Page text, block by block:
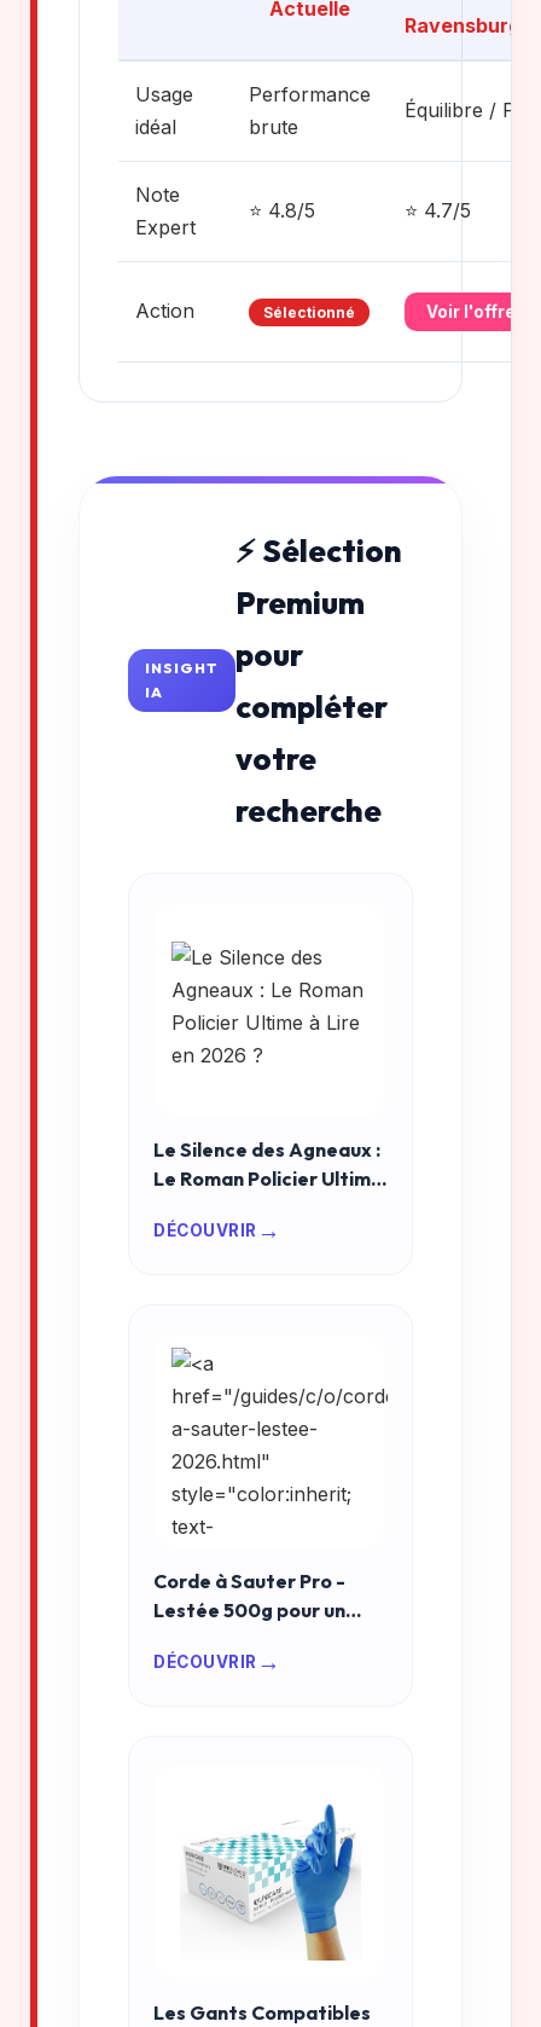
Actuelle
Ravensburg...
Usage
idéal
Performance
brute
Équilibre / Prix
Note
Expert
⭐ 4.8/5 ⭐ 4.7/5
Action Sélectionné Voir l'offre
INSIGHT
IA
⚡ Sélection
Premium
pour
compléter
votre
recherche
Le Silence des Agneaux :
Le Roman Policier Ultime
DÉCOUVRIR →
Corde à Sauter Pro -
Lestée 500g pour un
2026
DÉCOUVRIR →
Les Gants Compatibles